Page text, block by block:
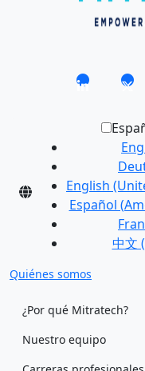
English
Español
中文
Quiénes somos
¿Por qué Mitratech?
Nuestro equipo